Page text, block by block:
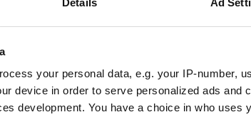
Details Ad
your personal data, e.g. your IP-number,
device in order to serve personalized ads and
development. You have a choice in who uses
schöner Ort. Wenn Sie autark sind,
Original anzeigen